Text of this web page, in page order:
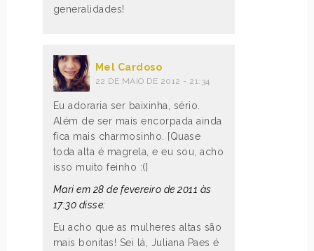
generalidades!
Mel Cardoso
22 DE MAIO DE 2012 - 21:34
Eu adoraria ser baixinha, sério.
Além de ser mais encorpada ainda
fica mais charmosinho. [Quase
toda alta é magrela, e eu sou, acho
isso muito feinho :(]
Mari em 28 de fevereiro de 2011 às
17:30 disse:
Eu acho que as mulheres altas são
mais bonitas! Sei lá, Juliana Paes é